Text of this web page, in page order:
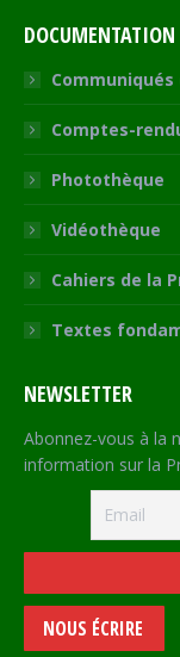
DOCUMENTATION
Communiqués
Comptes-
Photothèque
Vidéothèque
Cahiers de la
Textes
NEWSLETTER
Abonnez-vous à la
information sur la
NOUS ÉCRIRE